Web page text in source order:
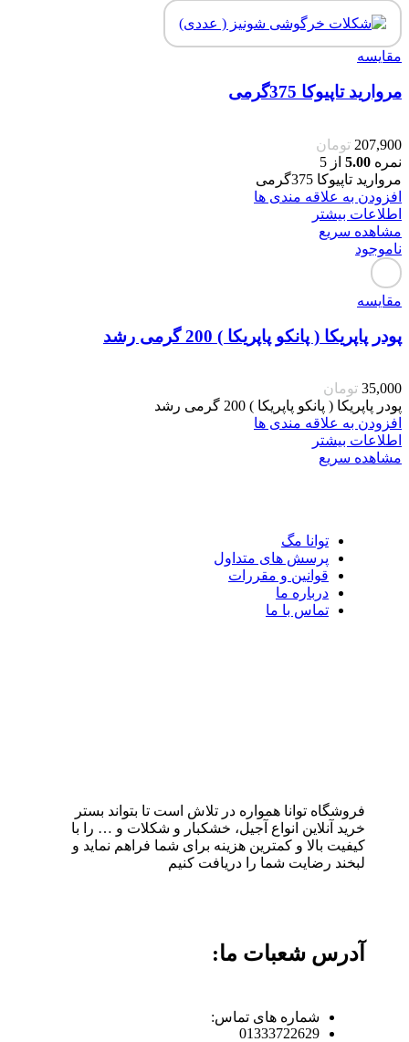
مقایسه
مروارید تاپیوکا 375گرمی
207,900 تومان
نمره 5.00 از 5
مروارید تاپیوکا 375گرمی
افزودن به علاقه مندی ها
اطلاعات بیشتر
مشاهده سریع
ناموجود
مقایسه
پودر پاپریکا ( پانکو پاپریکا ) 200 گرمی رشد
35,000 تومان
پودر پاپریکا ( پانکو پاپریکا ) 200 گرمی رشد
افزودن به علاقه مندی ها
اطلاعات بیشتر
مشاهده سریع
توانا مگ
پرسش های متداول
قوانین و مقررات
درباره ما
تماس با ما
فروشگاه توانا همواره در تلاش است تا بتواند بستر
خرید آنلاین انواع آجیل، خشکبار و شکلات و … را با
کیفیت بالا و کمترین هزینه برای شما فراهم نماید و
لبخند رضایت شما را دریافت کنیم
آدرس شعبات ما:
شماره های تماس:
01333722629